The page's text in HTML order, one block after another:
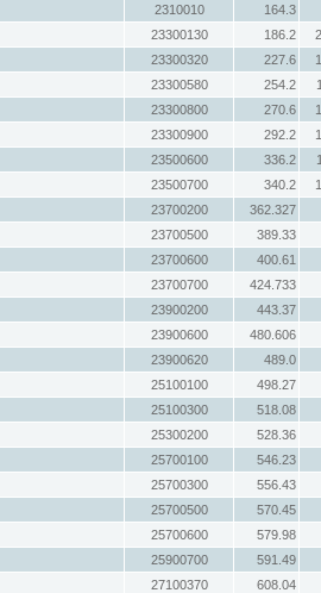
2310010
164.3
23300130 186.2
23300320 227.6
23300580 254.2
23300800 270.6
23300900 292.2
23500600 336.2
23500700 340.2
23700200
362.327
23700500
389.33
23700600
400.61
23700700
424.733
23900200
443.37
23900600
480.606
23900620
489.0
25100100
498.27
25100300
518.08
25300200
528.36
25700100
546.23
25700300
556.43
25700500
570.45
25700600
579.98
25900700
591.49
27100370
608.04